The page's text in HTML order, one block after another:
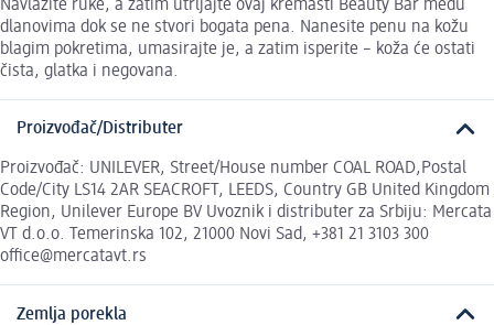
Navlažite ruke, a zatim utrljajte ovaj kremasti Beauty Bar među
dlanovima dok se ne stvori bogata pena. Nanesite penu na kožu
blagim pokretima, umasirajte je, a zatim isperite – koža će ostati
čista, glatka i negovana.
Proizvođač/Distributer
Proizvođač: UNILEVER, Street/House number COAL ROAD,Postal
Code/City LS14 2AR SEACROFT, LEEDS, Country GB United Kingdom
Region, Unilever Europe BV Uvoznik i distributer za Srbiju: Mercata
VT d.o.o. Temerinska 102, 21000 Novi Sad, +381 21 3103 300
office@mercatavt.rs
Zemlja porekla